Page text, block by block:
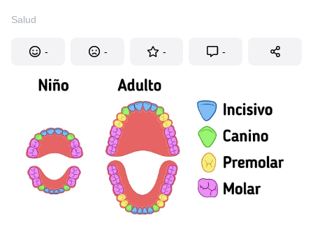
Salud
- - - -